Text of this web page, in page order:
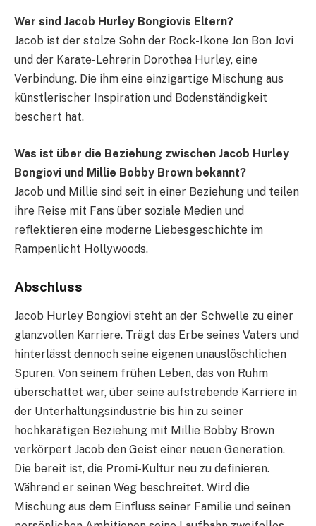
Wer sind Jacob Hurley Bongiovis Eltern?
Jacob ist der stolze Sohn der Rock-Ikone Jon Bon Jovi
und der Karate-Lehrerin Dorothea Hurley, eine
Verbindung. Die ihm eine einzigartige Mischung aus
künstlerischer Inspiration und Bodenständigkeit
beschert hat.
Was ist über die Beziehung zwischen Jacob Hurley
Bongiovi und Millie Bobby Brown bekannt?
Jacob und Millie sind seit in einer Beziehung und teilen
ihre Reise mit Fans über soziale Medien und
reflektieren eine moderne Liebesgeschichte im
Rampenlicht Hollywoods.
Abschluss
Jacob Hurley Bongiovi steht an der Schwelle zu einer
glanzvollen Karriere. Trägt das Erbe seines Vaters und
hinterlässt dennoch seine eigenen unauslöschlichen
Spuren. Von seinem frühen Leben, das von Ruhm
überschattet war, über seine aufstrebende Karriere in
der Unterhaltungsindustrie bis hin zu seiner
hochkarätigen Beziehung mit Millie Bobby Brown
verkörpert Jacob den Geist einer neuen Generation.
Die bereit ist, die Promi-Kultur neu zu definieren.
Während er seinen Weg beschreitet. Wird die
Mischung aus dem Einfluss seiner Familie und seinen